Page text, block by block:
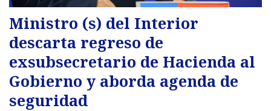
Ministro (s) del Interior
descarta regreso de
exsubsecretario de Hacienda al
Gobierno y aborda agenda de
seguridad